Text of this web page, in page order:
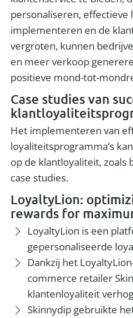
personaliseren, effectieve
implementeren en de
vergroten, kunnen
en meer verkoop
positieve mond-tot-
Case studies van
Het implementeren van
loyaliteitsprogramma’s
op de klantloyaliteit, zoals
case studies.
LoyaltyLion:
rewards for
LoyaltyLion is een
gepersonaliseerde
Dankzij het
commerce retailer
klantenloyaliteit
Skinnydip gebruikte